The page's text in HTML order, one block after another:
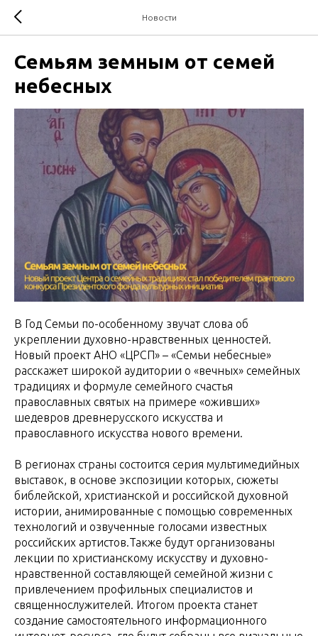
Новости
Семьям земным от семей
небесных
В Год Семьи по-особенному звучат слова об
укреплении духовно-нравственных ценностей.
Новый проект АНО «ЦРСП» – «Семьи небесные»
расскажет широкой аудитории о «вечных» семейных
традициях и формуле семейного счастья
православных святых на примере «оживших»
шедевров древнерусского искусства и
православного искусства нового времени.
В регионах страны состоится серия мультимедийных
выставок, в основе экспозиции которых, сюжеты
библейской, христианской и российской духовной
истории, анимированные с помощью современных
технологий и озвученные голосами известных
российских артистов.Также будут организованы
лекции по христианскому искусству и духовно-
нравственной составляющей семейной жизни с
привлечением профильных специалистов и
священнослужителей. Итогом проекта станет
создание самостоятельного информационного